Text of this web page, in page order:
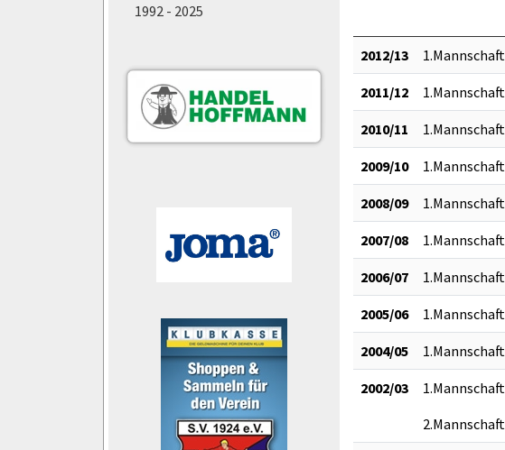
1992 - 2025
2012/13 1.Mannschaft
2011/12 1.Mannschaft
2010/11 1.Mannschaft
2009/10 1.Mannschaft
2008/09 1.Mannschaft
2007/08 1.Mannschaft
2006/07 1.Mannschaft
2005/06 1.Mannschaft
2004/05 1.Mannschaft
2002/03 1.Mannschaft
2.Mannschaft